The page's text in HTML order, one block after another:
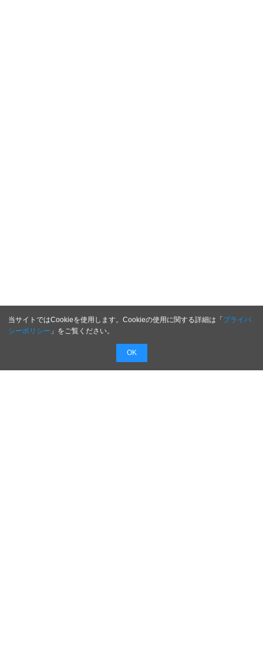
当サイトではCookieを使用します。Cookieの使用に関する詳細は「プライバ
シーポリシー 」をご覧ください。
OK